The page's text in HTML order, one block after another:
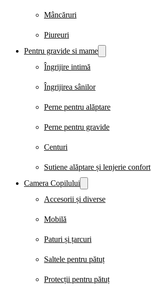
Mâncăruri
Piureuri
Pentru gravide si mame
Îngrijire intimă
Îngrijirea sânilor
Perne pentru alăptare
Perne pentru gravide
Centuri
Sutiene alăptare și lenjerie confort
Camera Copilului
Accesorii și diverse
Mobilă
Paturi și țarcuri
Saltele pentru pătuț
Protecții pentru pătuț